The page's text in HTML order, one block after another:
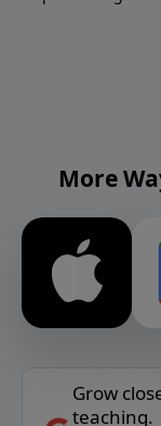
More
Grow
teaching.